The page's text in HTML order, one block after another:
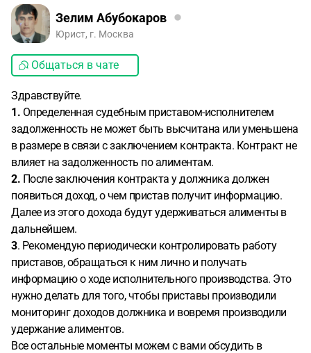
Зелим Абубокаров
Юрист, г. Москва
Общаться в чате
Здравствуйте.
1. Определенная судебным приставом-исполнителем
задолженность не может быть высчитана или уменьшена
в размере в связи с заключением контракта. Контракт не
влияет на задолженность по алиментам.
2. После заключения контракта у должника должен
появиться доход, о чем пристав получит информацию.
Далее из этого дохода будут удерживаться алименты в
дальнейшем.
3. Рекомендую периодически контролировать работу
приставов, обращаться к ним лично и получать
информацию о ходе исполнительного производства. Это
нужно делать для того, чтобы приставы производили
мониторинг доходов должника и вовремя производили
удержание алиментов.
Все остальные моменты можем с вами обсудить в